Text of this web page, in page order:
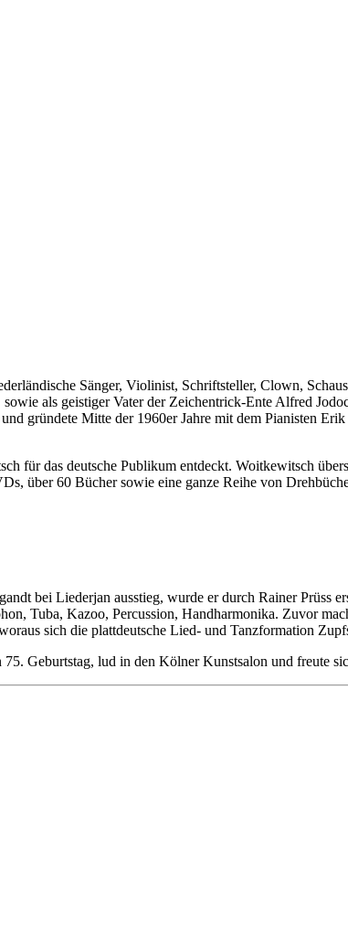
Sänger, Violinist, Schriftsteller, Clown,
als geistiger Vater der Zeichentrick-Ente Alfred
gründete Mitte der 1960er Jahre mit dem Pianisten
für das deutsche Publikum entdeckt. Woitkewitsch
über 60 Bücher sowie eine ganze Reihe von
bei Liederjan ausstieg, wurde er durch Rainer Prüss
Tuba, Kazoo, Percussion, Handharmonika. Zuvor
sich die plattdeutsche Lied- und Tanzformation
75. Geburtstag, lud in den Kölner Kunstsalon und freute